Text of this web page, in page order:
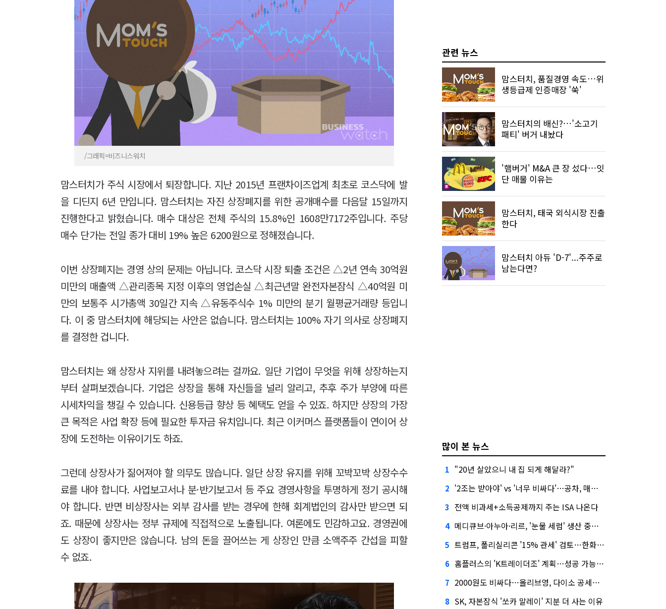
/그래픽=비즈니스워치
맘스터치가 주식 시장에서 퇴장합니다. 지난 2015년 프랜차이즈업계 최초로 코스닥에 발
을 디딘지 6년 만입니다. 맘스터치는 자진 상장폐지를 위한 공개매수를 다음달 15일까지
진행한다고 밝혔습니다. 매수 대상은 전체 주식의 15.8%인 1608만7172주입니다. 주당
매수 단가는 전일 종가 대비 19% 높은 6200원으로 정해졌습니다.
이번 상장폐지는 경영 상의 문제는 아닙니다. 코스닥 시장 퇴출 조건은 △2년 연속 30억원
미만의 매출액 △관리종목 지정 이후의 영업손실 △최근년말 완전자본잠식 △40억원 미
만의 보통주 시가총액 30일간 지속 △유동주식수 1% 미만의 분기 월평균거래량 등입니
다. 이 중 맘스터치에 해당되는 사안은 없습니다. 맘스터치는 100% 자기 의사로 상장폐지
를 결정한 겁니다.
맘스터치는 왜 상장사 지위를 내려놓으려는 걸까요. 일단 기업이 무엇을 위해 상장하는지
부터 살펴보겠습니다. 기업은 상장을 통해 자신들을 널리 알리고, 추후 주가 부양에 따른
시세차익을 챙길 수 있습니다. 신용등급 향상 등 혜택도 얻을 수 있죠. 하지만 상장의 가장
큰 목적은 사업 확장 등에 필요한 투자금 유치입니다. 최근 이커머스 플랫폼들이 연이어 상
장에 도전하는 이유이기도 하죠.
그런데 상장사가 짊어져야 할 의무도 많습니다. 일단 상장 유지를 위해 꼬박꼬박 상장수수
료를 내야 합니다. 사업보고서나 분·반기보고서 등 주요 경영사항을 투명하게 정기 공시해
야 합니다. 반면 비상장사는 외부 감사를 받는 경우에 한해 회계법인의 감사만 받으면 되
죠. 때문에 상장사는 정부 규제에 직접적으로 노출됩니다. 여론에도 민감하고요. 경영권에
도 상장이 좋지만은 않습니다. 남의 돈을 끌어쓰는 게 상장인 만큼 소액주주 간섭을 피할
수 없죠.
관련 뉴스
맘스터치, 품질경영 속도…위
생등급제 인증매장 '쑥'
맘스터치의 배신?…'소고기
패티' 버거 내놨다
'햄버거' M&A 큰 장 섰다…잇
단 매물 이유는
맘스터치, 태국 외식시장 진출
한다
맘스터치 아듀 'D-7'...주주로
남는다면?
많이 본 뉴스
1 "20년 살았으니 내 집 되게 해달라?"
2 '2조는 받아야' vs '너무 비싸다'…공차, 매각 성공할까
3 전액 비과세+소득공제까지 주는 ISA 나온다
4 메디큐브·아누아·리르, '눈물 세럼' 생산 중단한다
5 트럼프, 폴리실리콘 '15% 관세' 검토…한화큐셀·OCI 영향은?
6 홈플러스의 'K트레이더조' 계획…성공 가능성은 '글쎄'
7 2000원도 비싸다…올리브영, 다이소 공세에 '가성비'로 맞불
8 SK, 자본잠식 '쏘카 말레이' 지분 더 사는 이유